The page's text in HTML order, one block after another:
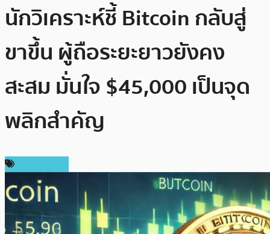
นักวิเคราะห์ชี้ Bitcoin กลับสู่
ขาขึ้น ผู้ถือระยะยาวยังคง
สะสม มั่นใจ $45,000 เป็นจุด
พลิกสำคัญ